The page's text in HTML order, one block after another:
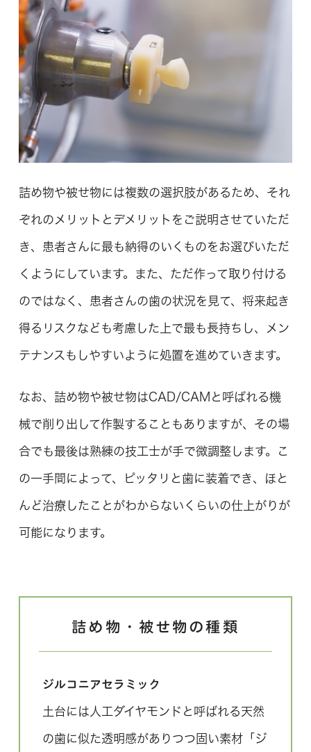
詰め物や被せ物には複数の選択肢があるため、それ
ぞれのメリットとデメリットをご説明させていただ
き、患者さんに最も納得のいくものをお選びいただ
くようにしています。また、ただ作って取り付ける
のではなく、患者さんの歯の状況を見て、将来起き
得るリスクなども考慮した上で最も長持ちし、メン
テナンスもしやすいように処置を進めていきます。
なお、詰め物や被せ物はCAD/CAMと呼ばれる機
械で削り出して作製することもありますが、その場
合でも最後は熟練の技工士が手で微調整します。こ
の一手間によって、ピッタリと歯に装着でき、ほと
んど治療したことがわからないくらいの仕上がりが
可能になります。
詰め物・被せ物の種類
ジルコニアセラミック
土台には人工ダイヤモンドと呼ばれる天然
の歯に似た透明感がありつつ固い素材「ジ